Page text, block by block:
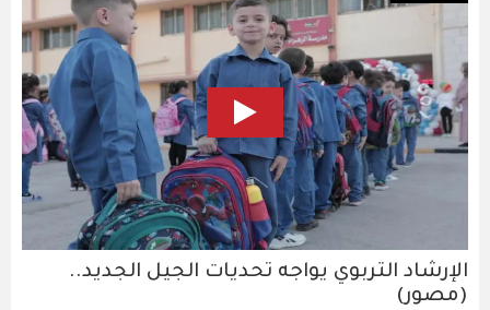
الإرشاد التربوي يواجه تحديات الجيل الجديد..
(مصور)